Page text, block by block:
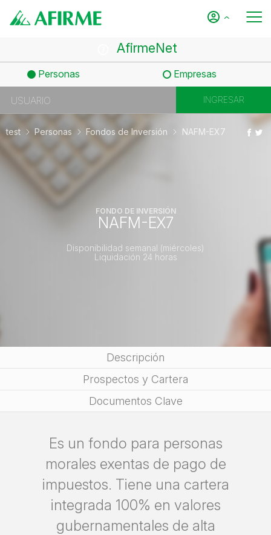
AfirmeNet
Personas Empresas
test Personas Fondos de Inversión NAFM-EX7
FONDO DE INVERSIÓN
NAFM-EX7
Disponibilidad semanal (miércoles)
Liquidación 24 horas
Descripción
Prospectos y Cartera
Documentos Clave
Es un fondo para personas
morales exentas de pago de
impuestos. Tiene una cartera
integrada 100% en valores
gubernamentales de alta